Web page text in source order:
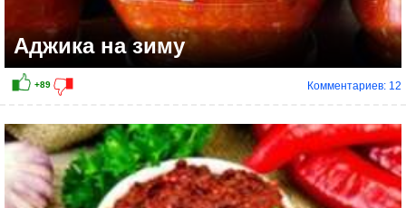
+36
Аджика на зиму
Комментариев: 12